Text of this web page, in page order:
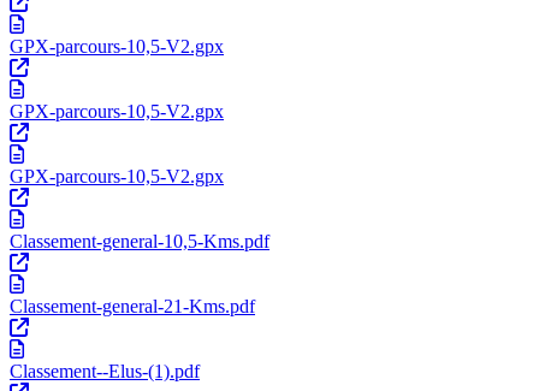
GPX-parcours-10,5-V2.gpx
GPX-parcours-10,5-V2.gpx
GPX-parcours-10,5-V2.gpx
Classement-general-10,5-Kms.pdf
Classement-general-21-Kms.pdf
Classement--Elus-(1).pdf